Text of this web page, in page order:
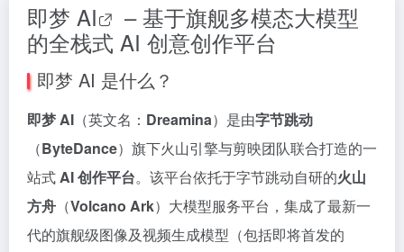
即梦 AI
– 基于旗舰多模态大模型
的全栈式 AI 创意创作平台
即梦 AI 是什么？
即梦 AI （英文名： Dreamina）是由字节跳动
（ByteDance）旗下火山引擎与剪映团队联合打造的一
站式AI 创作平台。该平台依托于字节跳动自研的火山
方舟 （Volcano Ark）大模型服务平台，集成了最新一
代的旗舰级图像及视频生成模型（包括即将首发的